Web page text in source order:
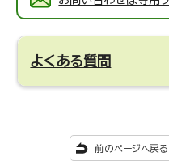
よくある質問
前のページへ戻る